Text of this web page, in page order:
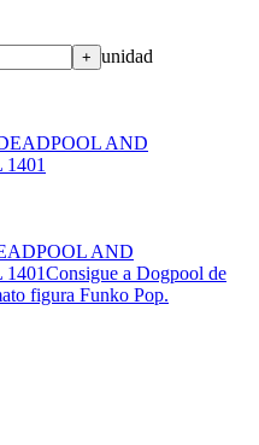
+ unidad
AND
Consigue a Dogpool de
figura Funko Pop.